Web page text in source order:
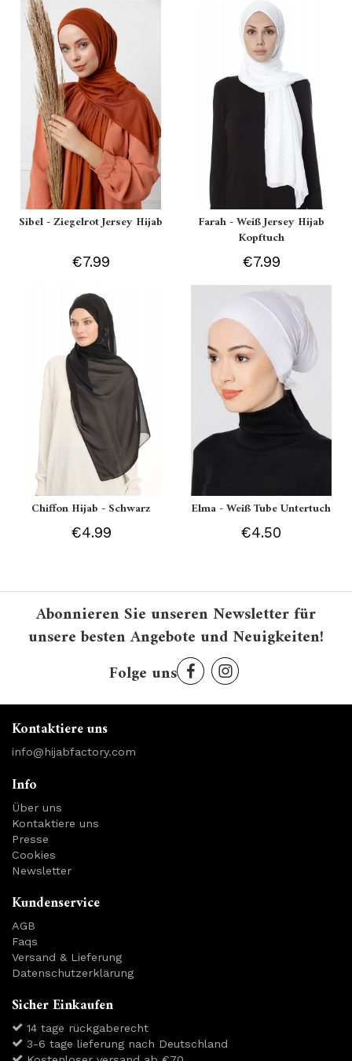
Sibel - Ziegelrot Jersey Hijab
€7.99
Farah - Weiß Jersey Hijab
Kopftuch
€7.99
Chiffon Hijab - Schwarz
€4.99
Elma - Weiß Tube Untertuch
€4.50
Abonnieren Sie unseren Newsletter für
unsere besten Angebote und Neuigkeiten!
Folge uns
Kontaktiere uns
info@hijabfactory.com
Info
Über uns
Kontaktiere uns
Presse
Cookies
Newsletter
Kundenservice
AGB
Faqs
Versand & Lieferung
Datenschutzerklärung
Sicher Einkaufen
14 tage rückgaberecht
3-6 tage lieferung nach Deutschland